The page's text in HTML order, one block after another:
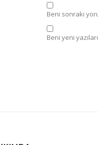
Beni sonraki
Beni yeni